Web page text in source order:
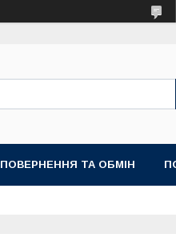
ПОВЕРНЕННЯ ТА ОБМІН